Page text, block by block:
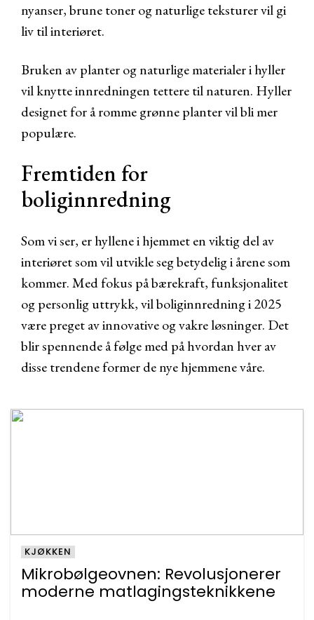
nyanser, brune toner og naturlige teksturer vil gi
liv til interiøret.
Bruken av planter og naturlige materialer i hyller
vil knytte innredningen tettere til naturen. Hyller
designet for å romme grønne planter vil bli mer
populære.
Fremtiden for
boliginnredning
Som vi ser, er hyllene i hjemmet en viktig del av
interiøret som vil utvikle seg betydelig i årene som
kommer. Med fokus på bærekraft, funksjonalitet
og personlig uttrykk, vil boliginnredning i 2025
være preget av innovative og vakre løsninger. Det
blir spennende å følge med på hvordan hver av
disse trendene former de nye hjemmene våre.
Mikrobølgeovnen: Revolusjonerer
moderne matlagingsteknikkene
KJØKKEN